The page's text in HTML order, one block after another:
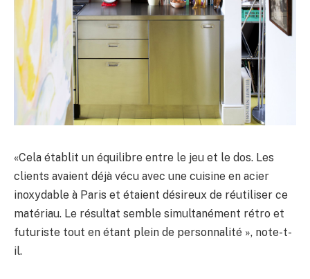
«Cela établit un équilibre entre le jeu et le dos. Les
clients avaient déjà vécu avec une cuisine en acier
inoxydable à Paris et étaient désireux de réutiliser ce
matériau. Le résultat semble simultanément rétro et
futuriste tout en étant plein de personnalité », note-t-
il.